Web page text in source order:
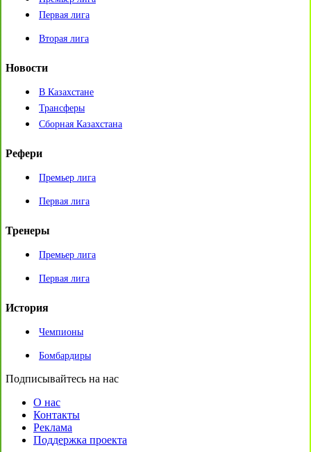
Первая лига
Вторая лига
Новости
В Казахстане
Трансферы
Сборная Казахстана
Рефери
Премьер лига
Первая лига
Тренеры
Премьер лига
Первая лига
История
Чемпионы
Бомбардиры
Подписывайтесь на нас
О нас
Контакты
Реклама
Поддержка проекта